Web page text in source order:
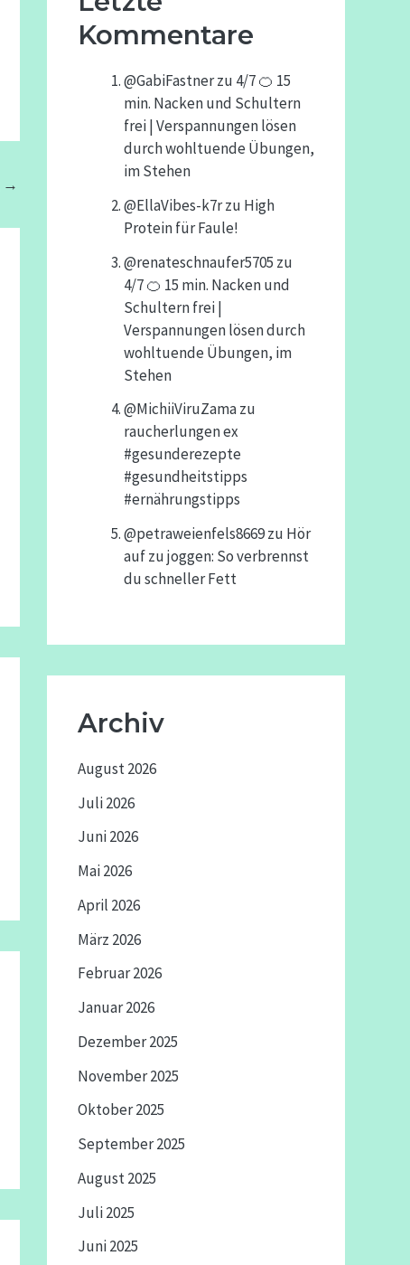
→
Kommentare
@GabiFastnerzu 4/7 🍊 15
min. Nacken und Schultern
frei | Verspannungen lösen
durch wohltuende Übungen,
im Stehen
@EllaVibes-k7rzu High
Protein für Faule!
@renateschnaufer5705 zu
4/7 🍊 15 min. Nacken und
Schultern frei |
Verspannungen lösen durch
wohltuende Übungen, im
Stehen
@MichiiViruZamazu
raucherlungen ex
#gesunderezepte
#gesundheitstipps
#ernährungstipps
@petraweienfels8669zu Hör
auf zu joggen: So verbrennst
du schneller Fett
Archiv
August 2026
Juli 2026
Juni 2026
Mai 2026
April 2026
März 2026
Februar 2026
Januar 2026
Dezember 2025
November 2025
Oktober 2025
September 2025
August 2025
Juli 2025
Juni 2025